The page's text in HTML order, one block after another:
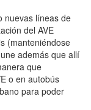
nuevas líneas de
del AVE
(manteniéndose
además que allí
que
o en autobús
para poder